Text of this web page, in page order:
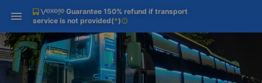
Download Vexere app!
Get exclusive member benefits
Get the FREE app
-30k/seat flight booking only on
Vexere app
Guarantee 150% refund if transport
service is not provided(*)info